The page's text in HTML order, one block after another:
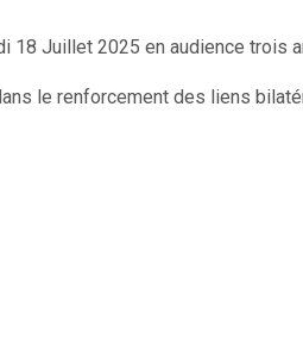
18 Juillet 2025 en audience